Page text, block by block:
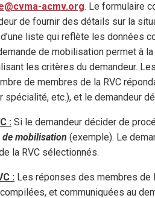
acmv.org. Le formulaire
de fournir des détails sur la
liste qui reflète les données
de mobilisation permet à
les critères du demandeur.
de membres de la RVC
spécialité, etc.), et le demandeur
: Si le demandeur décider de
de mobilisation (exemple). Le
la RVC sélectionnés.
: Les réponses des membres de
et communiquées au